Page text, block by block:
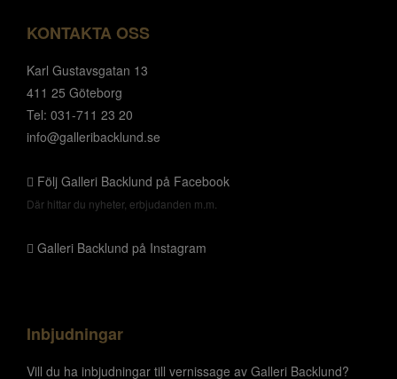
KONTAKTA OSS
Karl Gustavsgatan 13
411 25 Göteborg
Tel: 031-711 23 20
info@galleribacklund.se
Följ Galleri Backlund på Facebook
Där hittar du nyheter, erbjudanden m.m.
Galleri Backlund på Instagram
Inbjudningar
Vill du ha inbjudningar till vernissage av Galleri Backlund?